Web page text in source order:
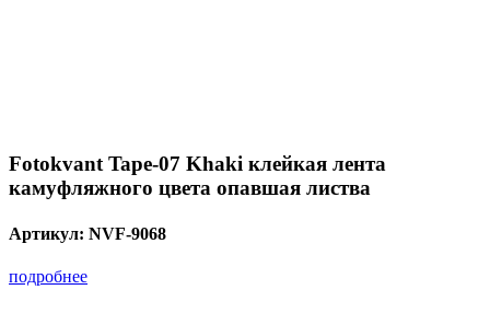
Fotokvant Tape-07 Khaki клейкая лента
камуфляжного цвета опавшая листва
Артикул: NVF-9068
подробнее